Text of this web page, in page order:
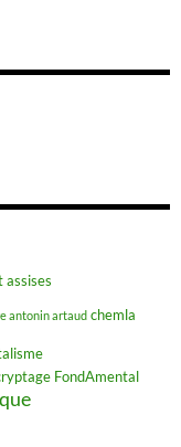
assises
antonin artaud chemla
FondAmental